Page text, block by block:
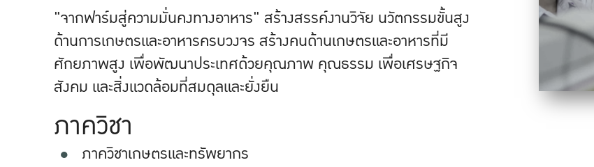
"จากฟาร์มสู่ความมั่นคงทางอาหาร" สร้างสรรค์งานวิจัย นวัตกรรมขั้นสูง
ด้านการเกษตรและอาหารครบวงจร สร้างคนด้านเกษตรและอาหารที่มี
ศักยภาพสูง เพื่อพัฒนาประเทศด้วยคุณภาพ คุณธรรม เพื่อเศรษฐกิจ
สังคม และสิ่งแวดล้อมที่สมดุลและยั่งยืน
ภาควิชา
ภาควิชาเกษตรและทรัพยากร